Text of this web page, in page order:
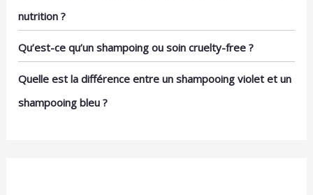
nutrition ?
Qu’est-ce qu’un shampoing ou soin cruelty-free ?
Quelle est la différence entre un shampooing violet et un
shampooing bleu ?